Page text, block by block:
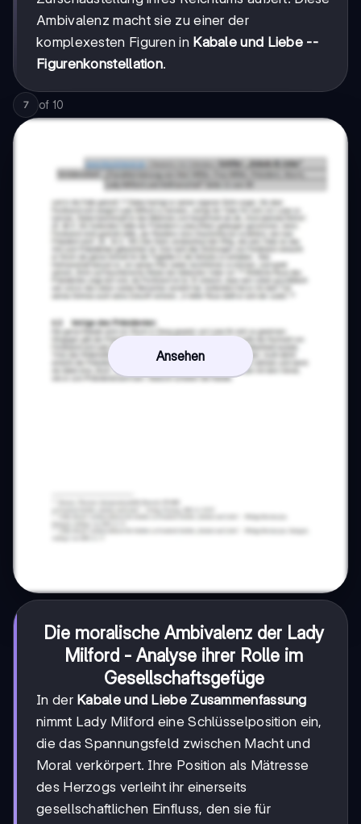
Ambivalenz macht sie zu einer der
komplexesten Figuren in Kabale und Liebe --
Figurenkonstellation.
7 of 10
Ansehen
Die moralische Ambivalenz der Lady
Milford - Analyse ihrer Rolle im
Gesellschaftsgefüge
In der Kabale und Liebe Zusammenfassung
nimmt Lady Milford eine Schlüsselposition ein,
die das Spannungsfeld zwischen Macht und
Moral verkörpert. Ihre Position als Mätresse
des Herzogs verleiht ihr einerseits
gesellschaftlichen Einfluss, den sie für